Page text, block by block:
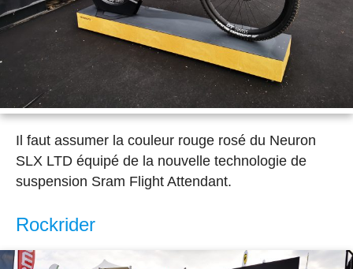
Il faut assumer la couleur rouge rosé du Neuron
SLX LTD équipé de la nouvelle technologie de
suspension Sram Flight Attendant.
Rockrider